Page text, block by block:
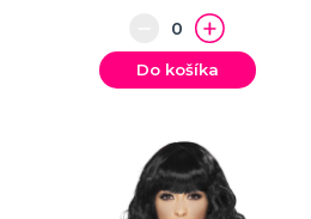
Do košíka